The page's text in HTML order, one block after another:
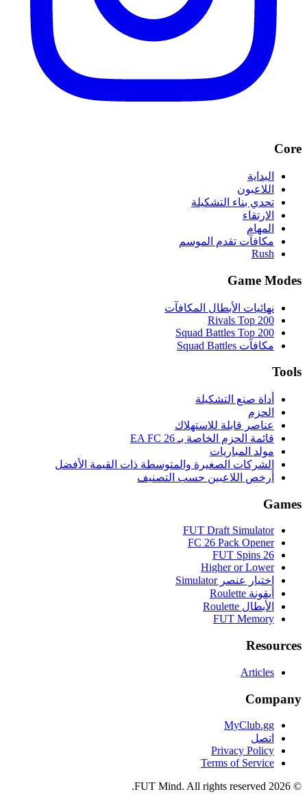
Core
البداية
اللاعبون
تحدي بناء التشكيلة
الارتقاء
المهام
مكافآت تقدم الموسم
Rush
Game Modes
نهائيات الأبطال المكافآت
Rivals Top 200
Squad Battles Top 200
مكافآت Squad Battles
Tools
أداة صنع التشكيلة
الحزم
عناصر قابلة للاستهلاك
قائمة الحزم الخاصة بـ EA FC 26
مولد المباريات
الشركات الصغيرة والمتوسطة ذات القيمة الأفضل
أرخص اللاعبين حسب التصنيف
Games
FUT Draft Simulator
FC 26 Pack Opener
FUT Spins 26
Higher or Lower
اختيار عنصر Simulator
أيقونة Roulette
الأبطال Roulette
FUT Memory
Resources
Articles
Company
MyClub.gg
اتصل
Privacy Policy
Terms of Service
©
2026